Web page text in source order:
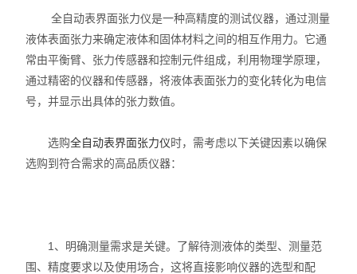
水滴角测量仪
位移及其控制系统
光谱色谱分析仪器
TOF相机（Time of Flight）
全自动表界面张力仪是一种高精度的测试仪器，通过测量
液体表面张力来确定液体和固体材料之间的相互作用力。它通
常由平衡臂、张力传感器和控制元件组成，利用物理学原理，
通过精密的仪器和传感器，将液体表面张力的变化转化为电信
号，并显示出具体的张力数值。
选购全自动表界面张力仪时，需考虑以下关键因素以确保
选购到符合需求的高品质仪器：
1、明确测量需求是关键。了解待测液体的类型、测量范
围、精度要求以及使用场合，这将直接影响仪器的选型和配